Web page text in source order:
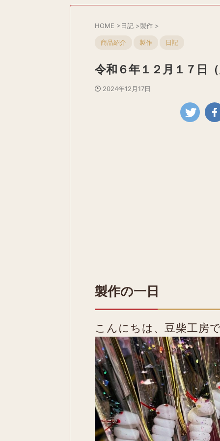
HOME >日記 >製作 >
商品紹介 製作 日記
令和６年１２月１７日
2024年12月17日
製作の一日
こんにちは、豆柴工房